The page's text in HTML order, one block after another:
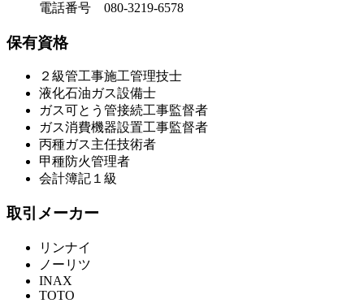
電話番号 080-3219-6578
保有資格
２級管工事施工管理技士
液化石油ガス設備士
ガス可とう管接続工事監督者
ガス消費機器設置工事監督者
丙種ガス主任技術者
甲種防火管理者
会計簿記１級
取引メーカー
リンナイ
ノーリツ
INAX
TOTO